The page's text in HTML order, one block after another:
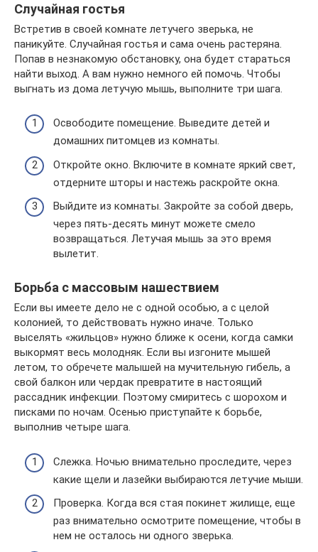
Случайная гостья
Встретив в своей комнате летучего зверька, не
паникуйте. Случайная гостья и сама очень растеряна.
Попав в незнакомую обстановку, она будет стараться
найти выход. А вам нужно немного ей помочь. Чтобы
выгнать из дома летучую мышь, выполните три шага.
Освободите помещение. Выведите детей и
домашних питомцев из комнаты.
Откройте окно. Включите в комнате яркий свет,
отдерните шторы и настежь раскройте окна.
Выйдите из комнаты. Закройте за собой дверь,
через пять-десять минут можете смело
возвращаться. Летучая мышь за это время
вылетит.
Борьба с массовым нашествием
Если вы имеете дело не с одной особью, а с целой
колонией, то действовать нужно иначе. Только
выселять «жильцов» нужно ближе к осени, когда самки
выкормят весь молодняк. Если вы изгоните мышей
летом, то обречете малышей на мучительную гибель, а
свой балкон или чердак превратите в настоящий
рассадник инфекции. Поэтому смиритесь с шорохом и
писками по ночам. Осенью приступайте к борьбе,
выполнив четыре шага.
Слежка. Ночью внимательно проследите, через
какие щели и лазейки выбираются летучие мыши.
Проверка. Когда вся стая покинет жилище, еще
раз внимательно осмотрите помещение, чтобы в
нем не осталось ни одного зверька.